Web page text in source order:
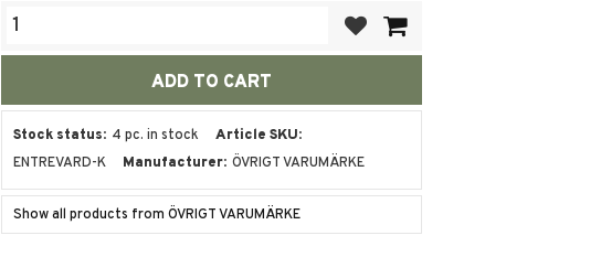
Stock status 4 pc. in stock
Article SKU
ENTREVARD-K
Manufacturer ÖVRIGT VARUMÄRKE
Show all products from ÖVRIGT VARUMÄRKE